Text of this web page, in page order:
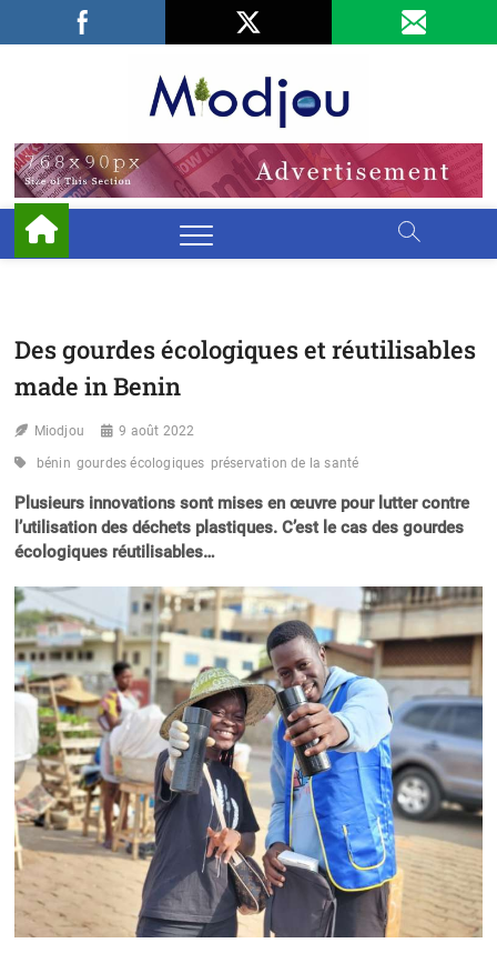
Facebook
LinkedIn
Des gourdes écologiques et réutilisables
made in Benin
Miodjou 9 août 2022
bénin gourdes écologiques préservation de la santé
Plusieurs innovations sont mises en œuvre pour lutter contre
l’utilisation des déchets plastiques. C’est le cas des gourdes
écologiques réutilisables…